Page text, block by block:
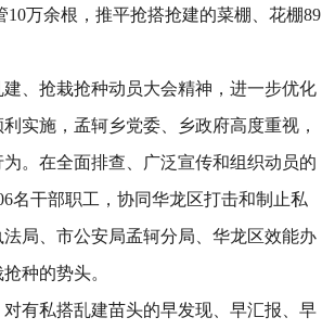
万余根，推平抢搭抢建的菜棚、花棚89
、抢栽抢种动员大会精神，进一步优化
实施，孟轲乡党委、乡政府高度重视，
。在全面排查、广泛宣传和组织动员的
名干部职工，协同华龙区打击和制止私
局、市公安局孟轲分局、华龙区效能办
种的势头。
有私搭乱建苗头的早发现、早汇报、早